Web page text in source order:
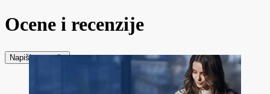
Ocene i recenzije
Napiši recenziju